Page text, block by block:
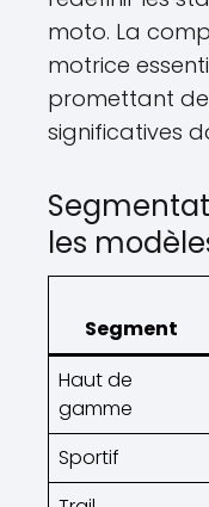
moto. La
motrice
promettant
significatives
les
Segment
Haut de
gamme
Sportif